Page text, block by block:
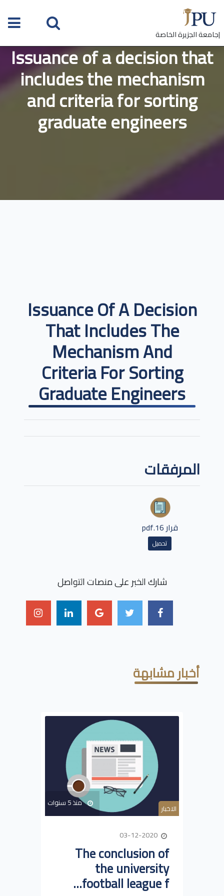
|جامعة الجزيرة الخاصة
Issuance of a decision that
includes the mechanism
and criteria for sorting
graduate engineers
Issuance Of A Decision
That Includes The
Mechanism And
Criteria For Sorting
Graduate Engineers
المرفقات
قرار 16.pdf
تحميل
شارك الخبر على منصات التواصل
أخبار مشابهة
الاخبار منذ 5 سنوات
The conclusion of
the university
football league f...